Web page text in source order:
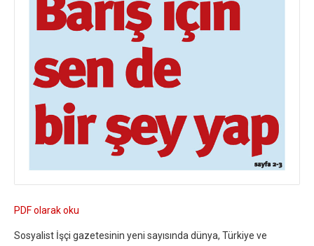
PDF olarak oku
Sosyalist İşçi gazetesinin yeni sayısında dünya, Türkiye ve